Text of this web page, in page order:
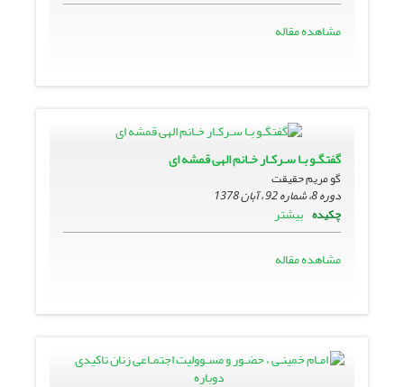
مشاهده مقاله
گفتگـو بـا سـرکـار خـانم الهى قمشه اى
گو مریم حقیقت
دوره 8، شماره 92 ، آبان 1378
چکیده بیشتر
مشاهده مقاله